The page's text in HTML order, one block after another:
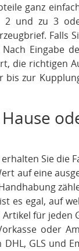
ganz
2 und zu 3
Falls
Eingabe
die richtigen
zur
Sie die
auf eine
es egal, auf
für jeden
oder
GLS und